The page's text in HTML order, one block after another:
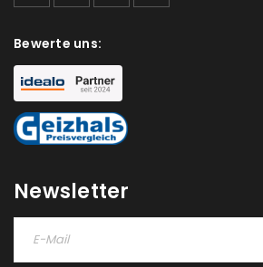
Bewerte uns:
Newsletter